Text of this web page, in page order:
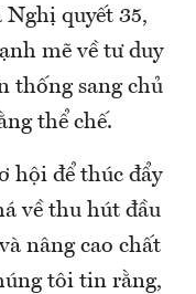
quyết 35,
mẽ về tư duy
thống sang chủ
thể chế.
hội để thúc đẩy
về thu hút đầu
nâng cao chất
tôi tin rằng,